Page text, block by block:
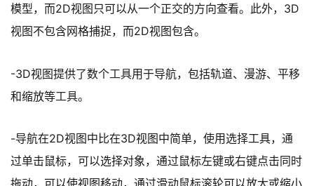
模型，而2D视图只可以从一个正交的方向查看。此外，3D
视图不包含网格捕捉，而2D视图包含。
-3D视图提供了数个工具用于导航，包括轨道、漫游、平移
和缩放等工具。
-导航在2D视图中比在3D视图中简单，使用选择工具，通
过单击鼠标，可以选择对象，通过鼠标左键或右键点击同时